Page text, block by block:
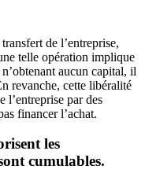
de l’entreprise,
telle opération implique
aucun capital, il
revanche, cette libéralité
l’entreprise par des
financer l’achat.
les
cumulables.